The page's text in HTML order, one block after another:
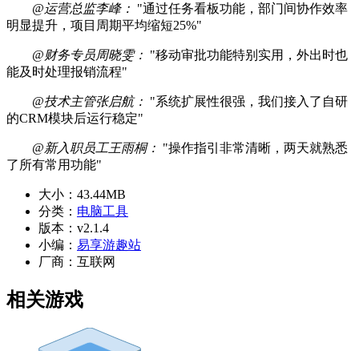
@运营总监李峰： "通过任务看板功能，部门间协作效率
明显提升，项目周期平均缩短25%"
@财务专员周晓雯： "移动审批功能特别实用，外出时也
能及时处理报销流程"
@技术主管张启航： "系统扩展性很强，我们接入了自研
的CRM模块后运行稳定"
@新入职员工王雨桐： "操作指引非常清晰，两天就熟悉
了所有常用功能"
大小： 43.44MB
分类： 电脑工具
版本： v2.1.4
小编： 易享游趣站
厂商： 互联网
相关游戏